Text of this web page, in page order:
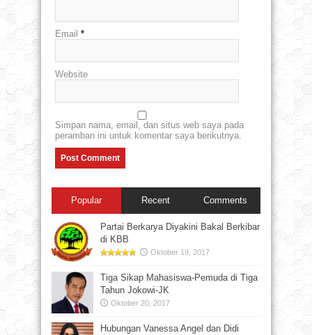
Email *
Website
Simpan nama, email, dan situs web saya pada
peramban ini untuk komentar saya berikutnya.
Popular Recent Comments
Partai Berkarya Diyakini Bakal Berkibar
di KBB
Oktober 19, 2017
Tiga Sikap Mahasiswa-Pemuda di Tiga
Tahun Jokowi-JK
Oktober 20, 2017
Hubungan Vanessa Angel dan Didi